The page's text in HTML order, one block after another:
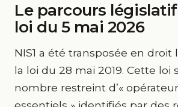
Le parcours législatif
loi du 5 mai 2026
NIS1 a été transposée en
la loi du 28 mai 2019. Cette loi
nombre restreint d’«